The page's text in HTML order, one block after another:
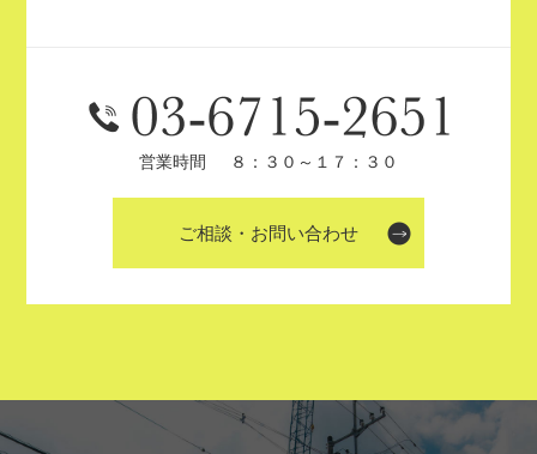
営業時間 ８：３０～１７：３０
ご相談・お問い合わせ